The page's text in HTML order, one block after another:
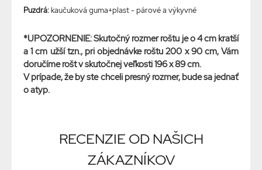
Puzdrá:kaučuková guma+plast - párové a výkyvné
*UPOZORNENIE:Skutočný rozmer roštu je o 4 cm kratší
a 1 cm užší tzn., pri objednávke roštu 200 x 90 cm, Vám
doručíme rošt v skutočnej veľkosti 196 x 89 cm.
V prípade, že by ste chceli presný rozmer, bude sa jednať
o atyp.
RECENZIE OD NAŠICH
ZÁKAZNÍKOV